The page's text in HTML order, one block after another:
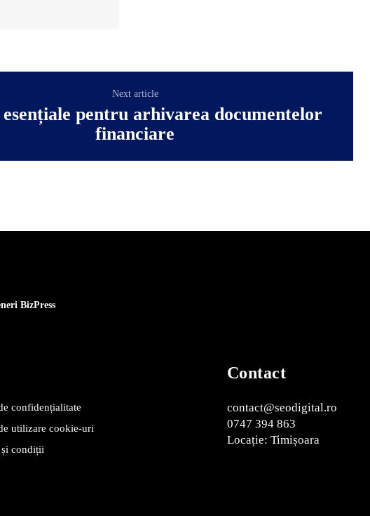
Next article
pentru arhivarea documentelor
financiare
BizPress
confidențialitate
utilizare cookie-uri
condiții
Contact
contact@seodigital.ro
0747 394 863
Locație: Timișoara